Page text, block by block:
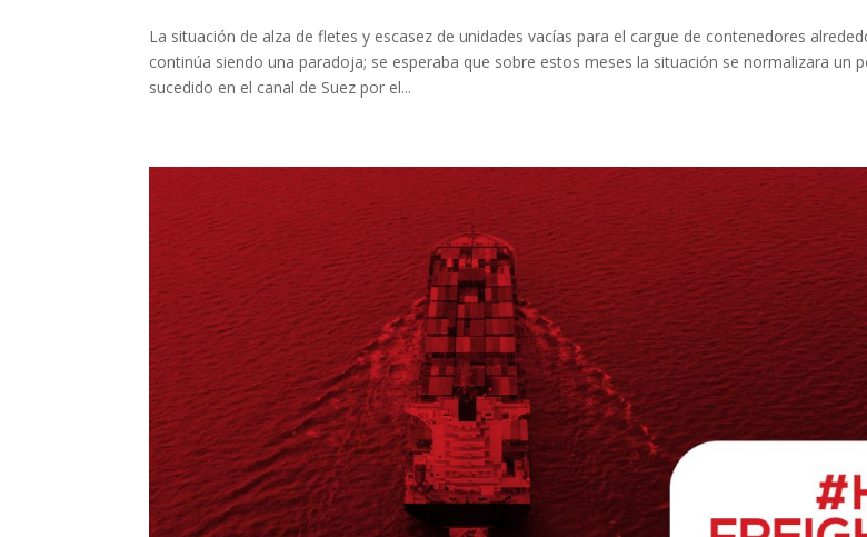
La situación de alza de fletes y escasez de unidades vacías para el cargue de contenedores
continúa siendo una paradoja; se esperaba que sobre estos meses la situación se normalizara un
sucedido en el canal de Suez por el...